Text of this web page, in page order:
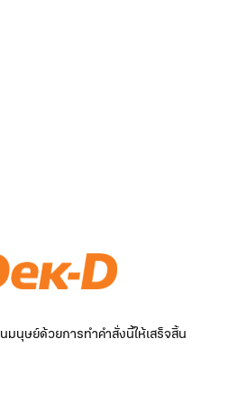
มนุษย์ด้วยการทำคำสั่งนี้ให้เสร็จสิ้น